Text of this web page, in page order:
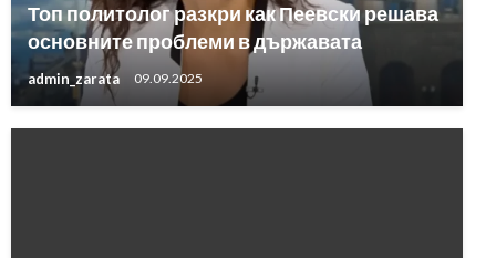
Топ политолог разкри как Пеевски решава
основните проблеми в държавата
admin_zarata 09.09.2025